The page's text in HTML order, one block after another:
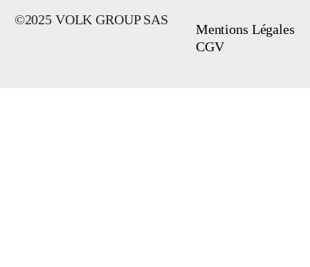
©2025 VOLK GROUP SAS
Mentions Légales
CGV